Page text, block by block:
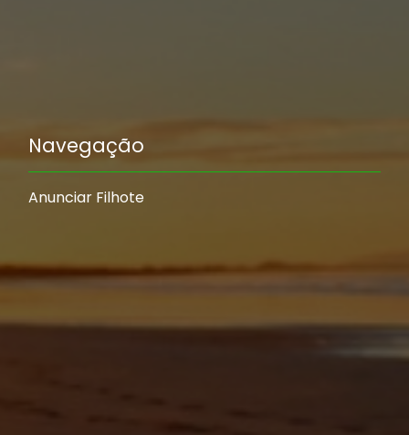
Navegação
Anunciar Filhote